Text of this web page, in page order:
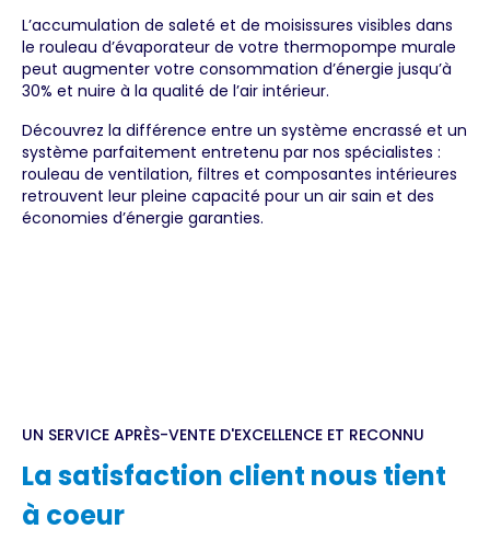
L’accumulation de saleté et de moisissures visibles dans
le rouleau d’évaporateur de votre thermopompe murale
peut augmenter votre consommation d’énergie jusqu’à
30% et nuire à la qualité de l’air intérieur.
Découvrez la différence entre un système encrassé et un
système parfaitement entretenu par nos spécialistes :
rouleau de ventilation, filtres et composantes intérieures
retrouvent leur pleine capacité pour un air sain et des
économies d’énergie garanties.
UN SERVICE APRÈS-VENTE D'EXCELLENCE ET RECONNU
La satisfaction client nous tient
à coeur